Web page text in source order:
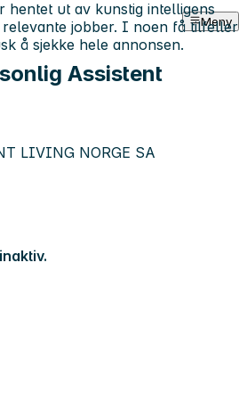
Meny
Assistent
LIVING NORGE SA
hentet ut av kunstig intelligens
jobber. I noen få tilfeller
å sjekke hele annonsen.